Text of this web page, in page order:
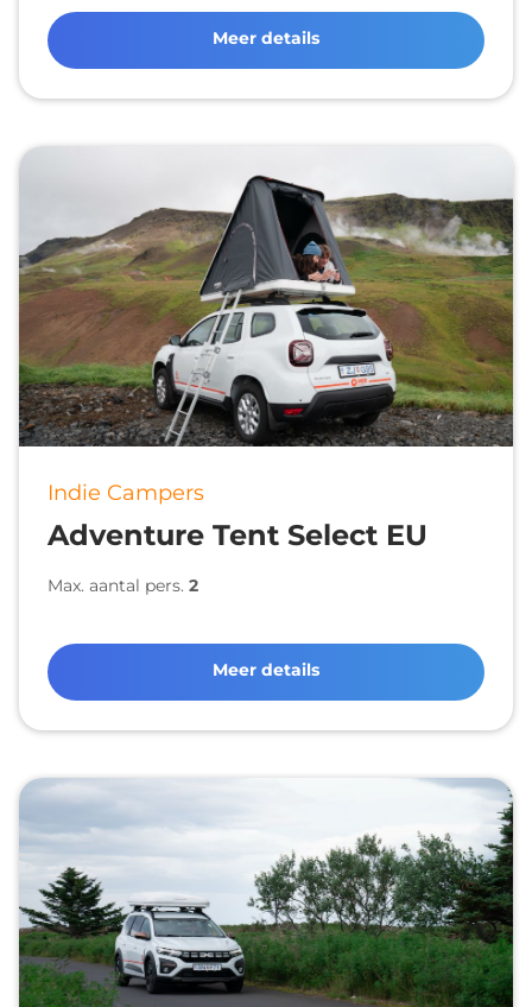
Meer details
Indie Campers
Adventure Tent Select EU
Max. aantal pers. 2
Meer details